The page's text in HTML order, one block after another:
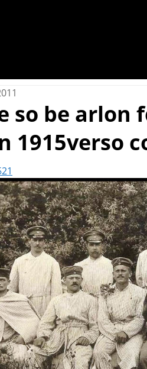
so be arlon
1915verso